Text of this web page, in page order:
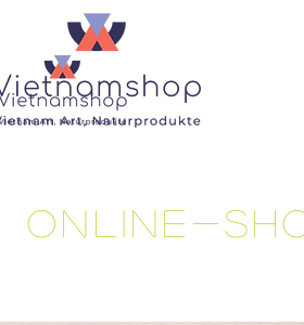
Online-